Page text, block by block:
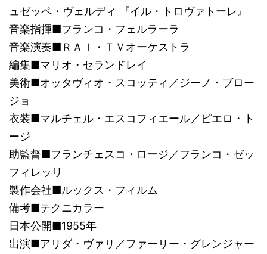
ュゼッペ・ヴェルディ 『イル・トロヴァトーレ』
音楽指揮■フランコ・フェルラーラ
音楽演奏■ＲＡＩ・ＴＶオーケストラ
編集■マリオ・セランドレイ
美術■オッタヴィオ・スコッティ／ジーノ・ブロー
ジョ
衣装■マルチェル・エスコフィエール／ピエロ・ト
ージ
助監督■フランチェスコ・ロージ／フランコ・ゼッ
フィレッリ
製作会社■ルックス・フィルム
備考■テクニカラー
日本公開■1955年
出演■アリダ・ヴァリ／ファーリー・グレンジャー